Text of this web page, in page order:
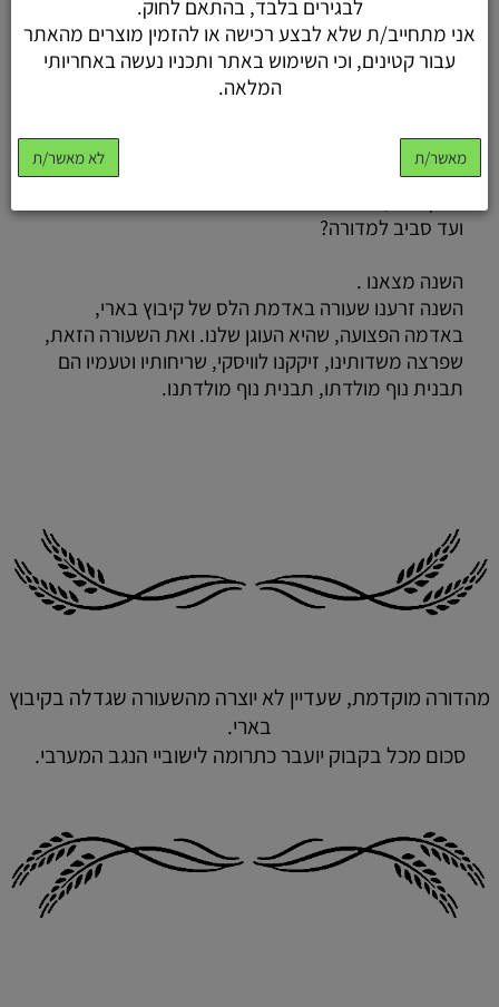
הגשם הראשון מנשים את האדמה המתעוררת, המשוועת
שיעבדו אותה, שיזרעו בה. אט אט היא מתכסה בפלומה
ירקרקה, מבצבצת וקוסמת לרוכבי האופניים, מחייכת
כבר מזמן חלמנו איך לזקק את המראות והריחות לטעם
השדות, אבל איך מזקקים טבע? איך מזקקים את אחוות
ועד סביב למדורה?
השנה מצאנו .
השנה זרענו שעורה באדמת הלס של קיבוץ בארי,
באדמה הפצועה, שהיא העוגן שלנו. ואת השעורה הזאת,
שפרצה משדותינו, זיקקנו לוויסקי, שריחותיו וטעמיו הם
תבנית נוף מולדתו, תבנית נוף מולדתנו.
מהדורה מוקדמת, שעדיין לא יוצרה מהשעורה שגדלה בקיבוץ
בארי.
סכום מכל בקבוק יועבר כתרומה לישוביי הנגב המערבי.
לבגירים בלבד, בהתאם לחוק.
אני מתחייב/ת שלא לבצע רכישה או להזמין מוצרים מהאתר
עבור קטינים, וכי השימוש באתר ותכניו נעשה באחריותי
המלאה.
לא מאשר/ת מאשר/ת